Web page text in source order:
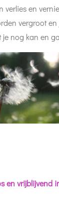
verlies en
vergroot
je nog kan en
en vrijblijvend